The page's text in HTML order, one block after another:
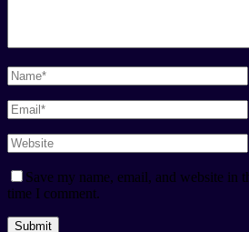
Save my name, email, and website in
time I comment.